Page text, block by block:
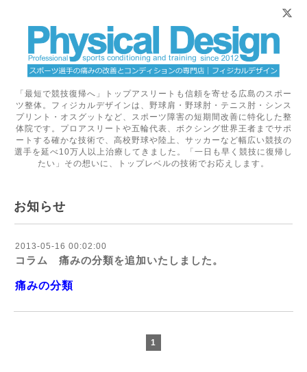
「最短で競技復帰へ」トップアスリートも信頼を寄せる広島のスポー
ツ整体。フィジカルデザインは、野球肩・野球肘・テニス肘・シンス
プリント・オスグットなど、スポーツ障害の短期間改善に特化した整
体院です。プロアスリートや五輪代表、ボクシング世界王者までサポ
ートする確かな技術で、高校野球や陸上、サッカーなど幅広い競技の
選手を延べ10万人以上治療してきました。「一日も早く競技に復帰し
たい」その想いに、トップレベルの技術でお応えします。
お知らせ
2013-05-16 00:02:00
コラム 痛みの分類を追加いたしました。
痛みの分類
1